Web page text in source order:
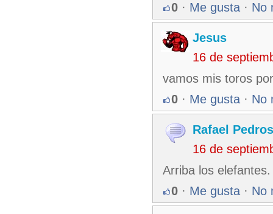
0 · Me gusta · No
Jesus
16 de
vamos mis toros
0 · Me gusta · No
Rafael
16 de
Arriba los
0 · Me gusta · No